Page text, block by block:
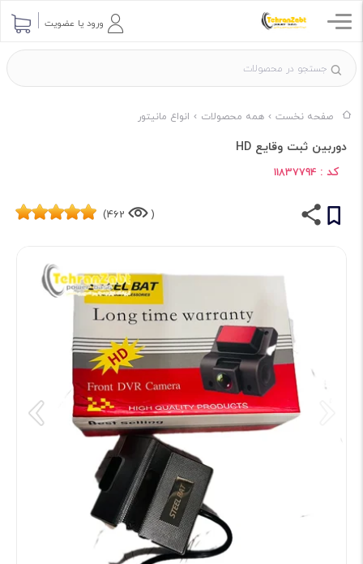
ورود یا عضویت
صفحه نخست همه محصولات انواع مانیتور
دوربین ثبت وقایع HD
کد : 11837794
(
462)